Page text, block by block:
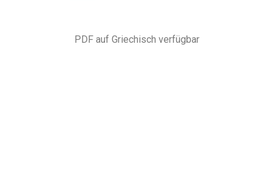
PDF auf Griechisch verfügbar